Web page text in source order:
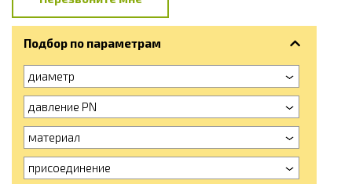
Подбор по параметрам
диаметр
давление PN
материал
присоединение